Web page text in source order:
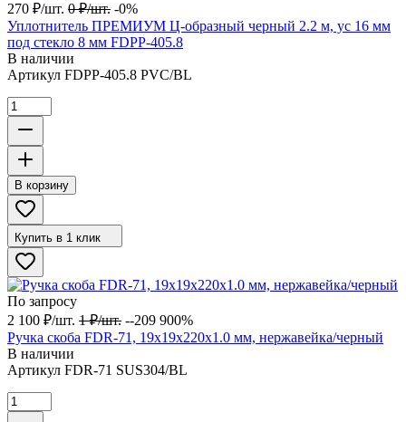
270 ₽/шт. 0 ₽/шт. -0%
Уплотнитель ПРЕМИУМ Ц-образный черный 2.2 м, ус 16 мм
под стекло 8 мм FDPP-405.8
В наличии
Артикул FDPP-405.8 PVC/BL
В корзину
Купить в 1 клик
По запросу
2 100 ₽/шт. 1 ₽/шт. --209 900%
Ручка скоба FDR-71, 19х19х220х1.0 мм, нержавейка/черный
В наличии
Артикул FDR-71 SUS304/BL